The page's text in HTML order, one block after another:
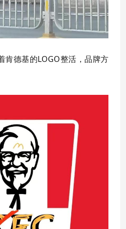
肯德基的LOGO整活，品牌方